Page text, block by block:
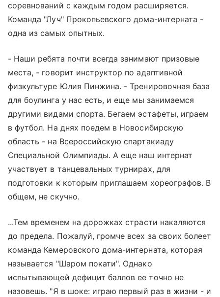
соревнований с каждым годом расширяется.
Команда "Луч" Прокопьевского дома-интерната -
одна из самых опытных.
- Наши ребята почти всегда занимают призовые
места, - говорит инструктор по адаптивной
физкультуре Юлия Пинжина. - Тренировочная база
для боулинга у нас есть, и еще мы занимаемся
другими видами спорта. Бегаем эстафеты, играем
в футбол. На днях поедем в Новосибирскую
область - на Всероссийскую спартакиаду
Специальной Олимпиады. А еще наш интернат
участвует в танцевальных турнирах, для
подготовки к которым приглашаем хореографов. В
общем, не скучно.
...Тем временем на дорожках страсти накаляются
до предела. Пожалуй, громче всех за своих болеет
команда Кемеровского дома-интерната, которая
называется "Шаром покати". Однако
испытывающей дефицит баллов ее точно не
назовешь. "Я в шоке: играю первый раз в жизни - и